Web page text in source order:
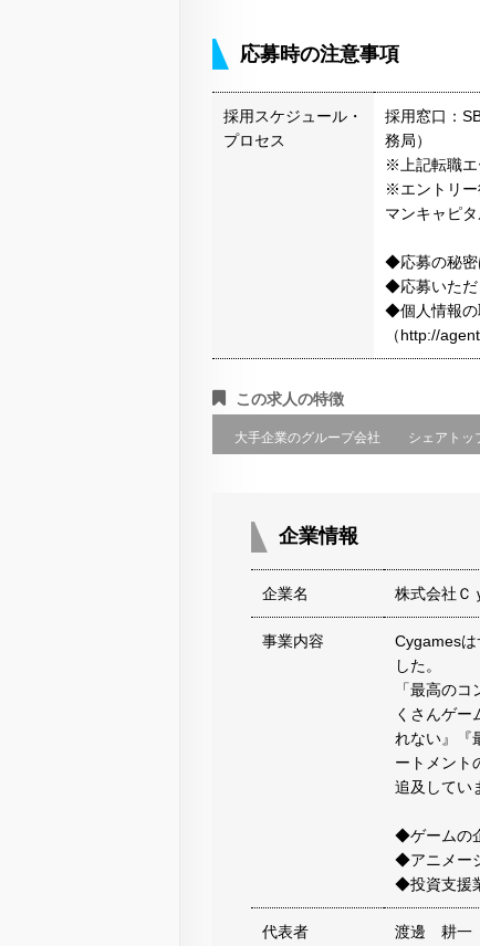
応募時の注意事項
採用スケジュール・
プロセス
採用窓口：
務局）
※上記転職エ
※エントリー
マンキャピ
◆応募の秘密
◆応募いただ
◆個人情報の
（http://
この求人の特徴
大手企業のグループ会社 シェアトッ
企業情報
企業名 株式会社Ｃ
事業内容
Cygamesは
した。
「最高の
くさんゲー
れない』『
ートメント
追及してい
◆ゲームの
◆アニメー
◆投資支援
代表者 渡邊 耕一